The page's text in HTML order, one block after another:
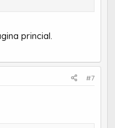
princial.
#7